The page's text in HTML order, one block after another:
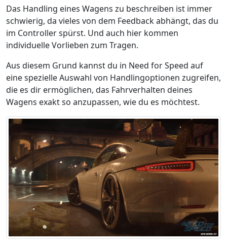
Das Handling eines Wagens zu beschreiben ist immer
schwierig, da vieles von dem Feedback abhängt, das du
im Controller spürst. Und auch hier kommen
individuelle Vorlieben zum Tragen.
Aus diesem Grund kannst du in Need for Speed auf
eine spezielle Auswahl von Handlingoptionen zugreifen,
die es dir ermöglichen, das Fahrverhalten deines
Wagens exakt so anzupassen, wie du es möchtest.